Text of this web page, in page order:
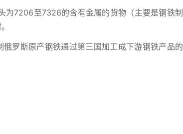
7206至7326的含有金属的货物（主要是钢铁制
罗斯原产钢铁通过第三国加工成下游钢铁产品的